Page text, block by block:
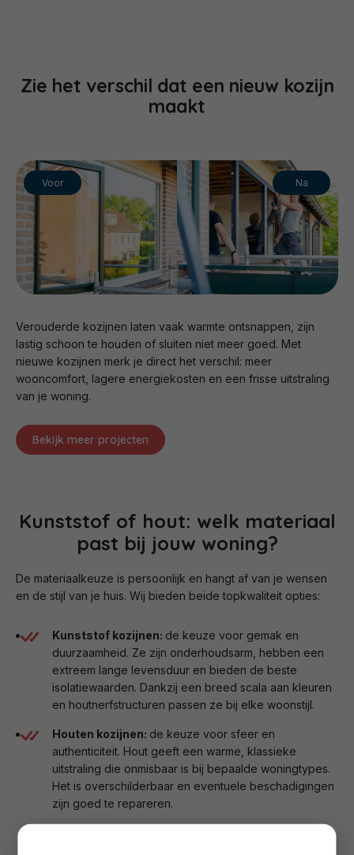
Zie het verschil dat een nieuw kozijn
maakt
Voor Na
Verouderde kozijnen laten vaak warmte ontsnappen, zijn
lastig schoon te houden of sluiten niet meer goed. Met
nieuwe kozijnen merk je direct het verschil: meer
wooncomfort, lagere energiekosten en een frisse uitstraling
van je woning.
Bekijk meer projecten
Kunststof of hout: welk materiaal
past bij jouw woning?
De materiaalkeuze is persoonlijk en hangt af van je wensen
en de stijl van je huis. Wij bieden beide topkwaliteit opties:
Kunststof kozijnen: de keuze voor gemak en
duurzaamheid. Ze zijn onderhoudsarm, hebben een
extreem lange levensduur en bieden de beste
isolatiewaarden. Dankzij een breed scala aan kleuren
en houtnerfstructuren passen ze bij elke woonstijl.
Houten kozijnen: de keuze voor sfeer en
authenticiteit. Hout geeft een warme, klassieke
uitstraling die onmisbaar is bij bepaalde woningtypes.
Het is overschilderbaar en eventuele beschadigingen
zijn goed te repareren.